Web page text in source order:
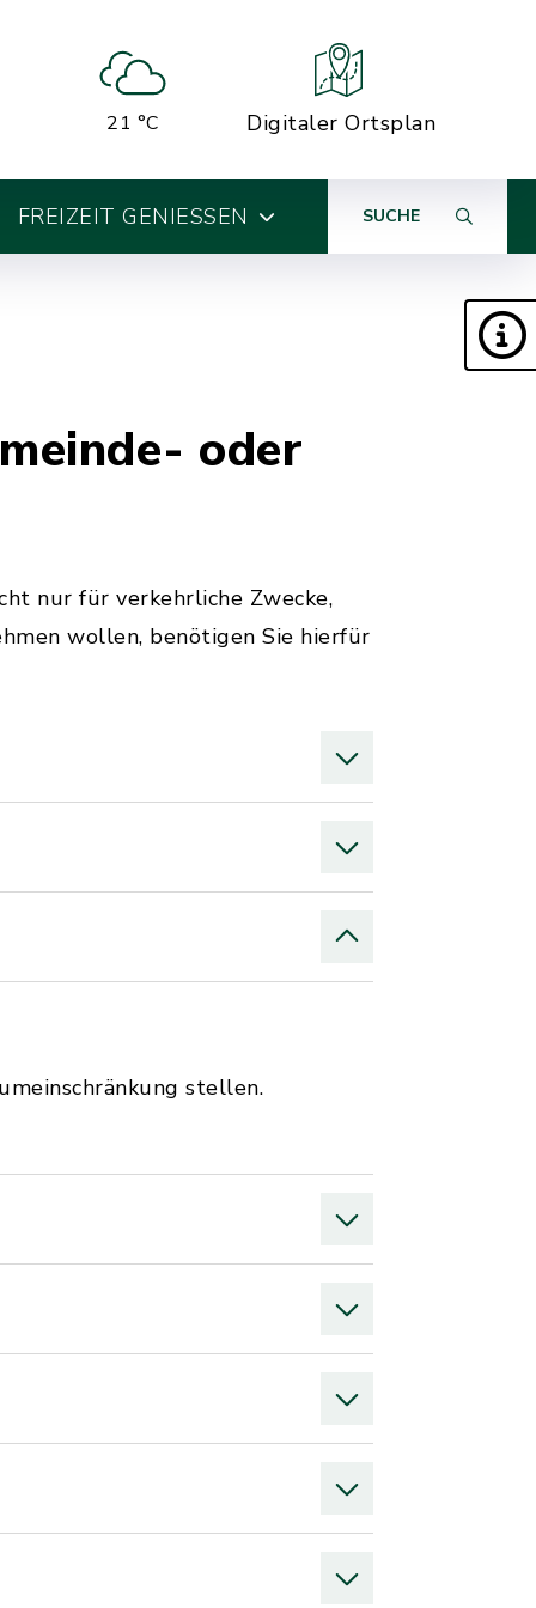
21 °C Digitaler Ortsplan
FREIZEIT GENIESSEN SUCHE
oder
nur für verkehrliche Zwecke,
wollen, benötigen Sie hierfür
stellen.